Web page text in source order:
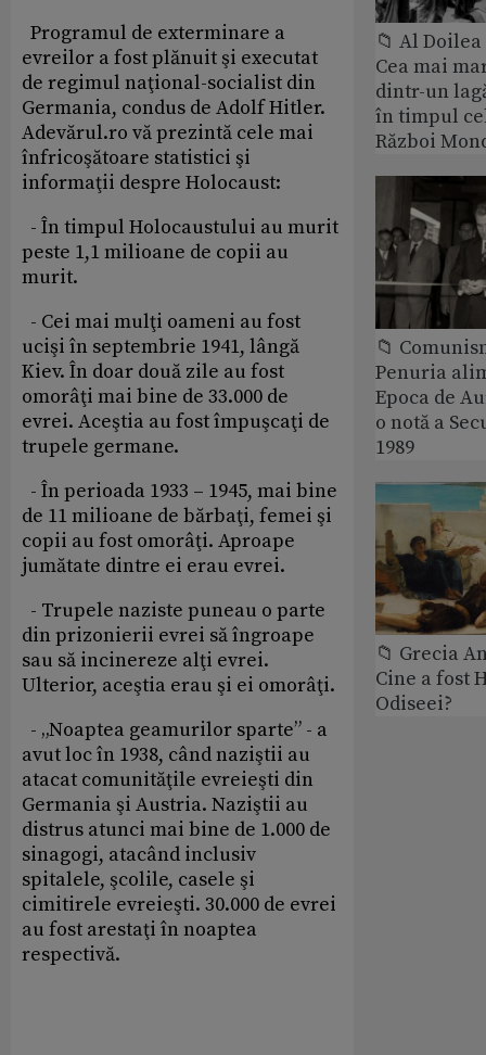
Programul de exterminare a
evreilor a fost plănuit şi executat
de regimul naţional-socialist din
Germania, condus de Adolf Hitler.
Adevărul.ro vă prezintă cele mai
înfricoşătoare statistici şi
informaţii despre Holocaust:
- În timpul Holocaustului au murit
peste 1,1 milioane de copii au
murit.
- Cei mai mulţi oameni au fost
ucişi în septembrie 1941, lângă
Kiev. În doar două zile au fost
omorâţi mai bine de 33.000 de
evrei. Aceştia au fost împuşcaţi de
trupele germane.
- În perioada 1933 – 1945, mai bine
de 11 milioane de bărbaţi, femei şi
copii au fost omorâţi. Aproape
jumătate dintre ei erau evrei.
- Trupele naziste puneau o parte
din prizonierii evrei să îngroape
sau să incinereze alţi evrei.
Ulterior, aceştia erau şi ei omorâţi.
- „Noaptea geamurilor sparte” - a
avut loc în 1938, când naziştii au
atacat comunităţile evreieşti din
Germania şi Austria. Naziştii au
distrus atunci mai bine de 1.000 de
sinagogi, atacând inclusiv
spitalele, şcolile, casele şi
cimitirele evreieşti. 30.000 de evrei
au fost arestaţi în noaptea
respectivă.
📁 Al
Cea mai
dintr-un
în timpul
Război
📁
Penuria
Epoca de
o notă a
1989
📁 Grecia
Cine a fost
Odiseei?